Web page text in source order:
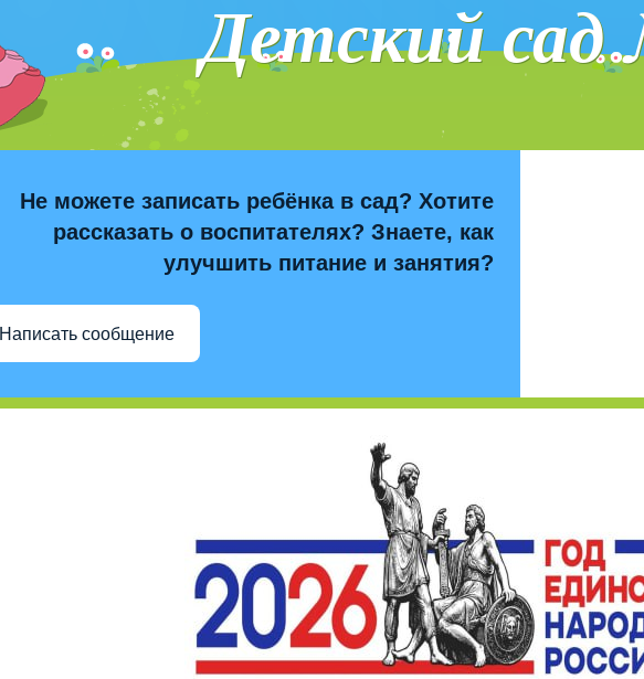
Детский
Не можете записать ребёнка в сад? Хотите
рассказать о воспитателях? Знаете, как
улучшить питание и занятия?
Написать сообщение